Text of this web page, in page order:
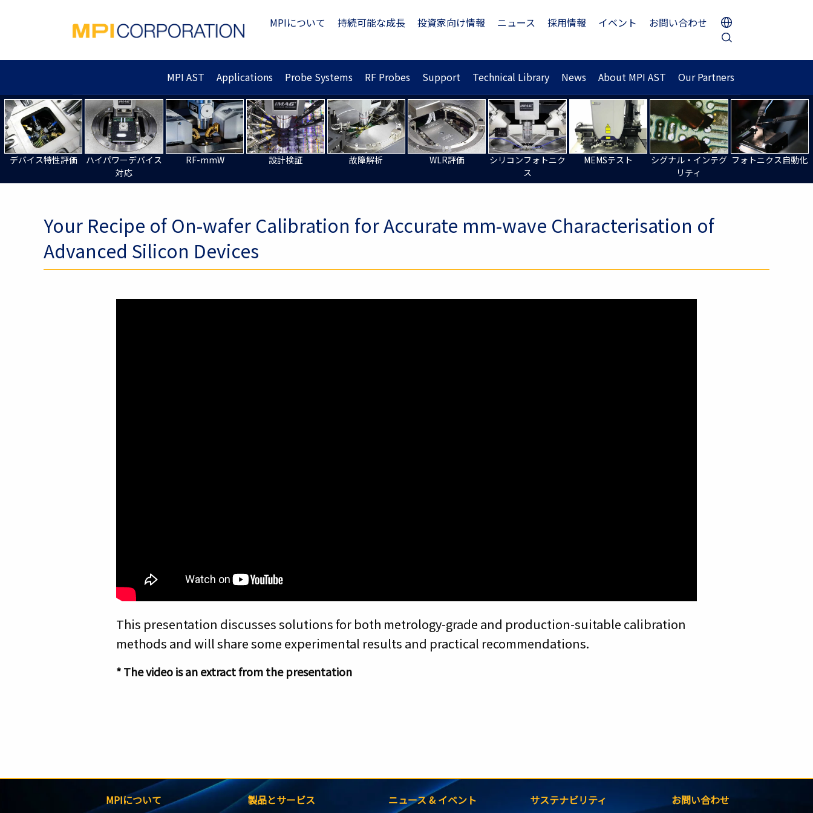
MPIについて 持続可能な成長 投資家向け情報 ニュース 採用情報 イベント お問い合わせ
MPI AST Applications Probe Systems RF Probes Support Technical Library News About MPI AST Our Partners
デバイス特性評価
ハイパワーデバイス
対応
RF-mmW 設計検証 故障解析 WLR評価
シリコンフォトニク
ス
MEMSテスト
シグナル・インテグ
リティ
フォトニクス自動化
Your Recipe of On-wafer Calibration for Accurate mm-wave Characterisation of
Advanced Silicon Devices
This presentation discusses solutions for both metrology-grade and production-suitable calibration
methods and will share some experimental results and practical recommendations.
* The video is an extract from the presentation
MPIについて 製品とサービス ニュース & イベント サステナビリティ お問い合わせ